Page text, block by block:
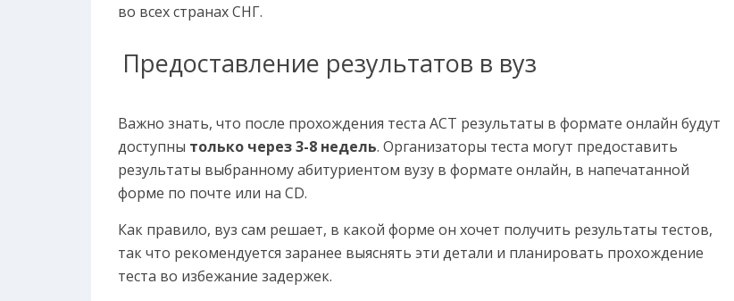
во всех странах СНГ.
Предоставление результатов в вуз
Важно знать, что после прохождения теста ACT результаты в формате онлайн будут
доступны только через 3-8 недель. Организаторы теста могут предоставить
результаты выбранному абитуриентом вузу в формате онлайн, в напечатанной
форме по почте или на CD.
Как правило, вуз сам решает, в какой форме он хочет получить результаты тестов,
так что рекомендуется заранее выяснять эти детали и планировать прохождение
теста во избежание задержек.